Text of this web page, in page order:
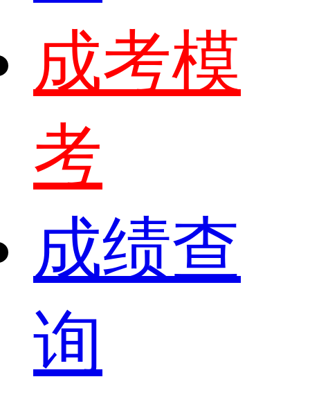
成考模
考
成绩查
询